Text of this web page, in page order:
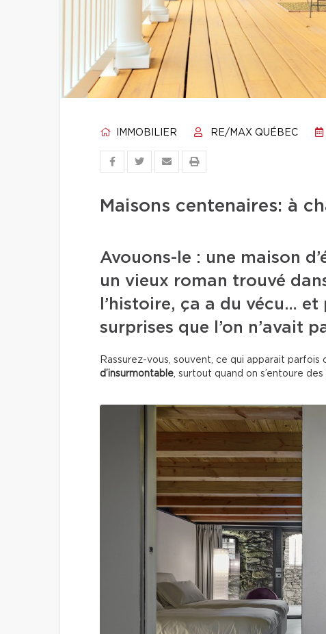
IMMOBILIER RE/MAX QUÉBEC
Maisons centenaires: à
Avouons-le : une maison
un vieux roman trouvé
l’histoire, ça a du vécu…
surprises que l’on n’avait
Rassurez-vous, souvent, ce qui apparait parfois
d’insurmontable, surtout quand on s’entoure